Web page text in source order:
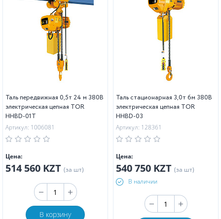
Таль передвижная 0,5т 24 м 380В
электрическая цепная TOR
HHBD-01T
Артикул: 1006081
Цена:
514 560 KZT (за шт)
В корзину
Таль стационарная 3,0т 6м 380В
электрическая цепная TOR
HHBD-03
Артикул: 128361
Цена:
540 750 KZT (за шт)
В наличии